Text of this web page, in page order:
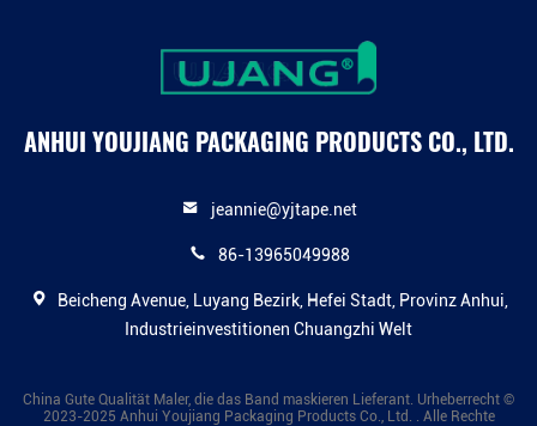
ANHUI YOUJIANG PACKAGING PRODUCTS CO., LTD.
jeannie@yjtape.net
86-13965049988
Beicheng Avenue, Luyang Bezirk, Hefei Stadt, Provinz Anhui,
Industrieinvestitionen Chuangzhi Welt
China Gute Qualität Maler, die das Band maskieren Lieferant. Urheberrecht ©
2023-2025 Anhui Youjiang Packaging Products Co., Ltd. . Alle Rechte